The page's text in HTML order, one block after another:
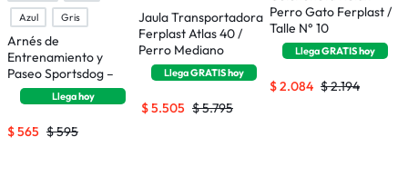
Azul
Gris
Arnés de
Entrenamiento y
Paseo Sportsdog –
Talle S
Llegahoy
$595
$565
Jaula Transportadora
Ferplast Atlas 40 /
Perro Mediano
LlegaGRATIShoy
$5.795
$5.505
Perro Gato Ferplast /
Talle N° 10
LlegaGRATIShoy
$2.194
$2.084